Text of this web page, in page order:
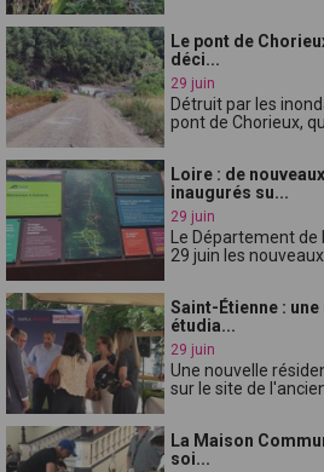
Le pont de
déci...
29 juin
Détruit par les
pont de Chorieux,
Loire : de
inaugurés su...
29 juin
Le Département
29 juin les
Saint-Étienne :
étudia...
29 juin
Une nouvelle
sur le site de
La Maison
soi...